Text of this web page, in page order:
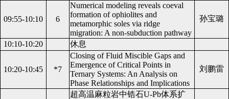
09:55-10:10 6
Numerical modeling reveals coeval
formation of ophiolites and
metamorphic soles via ridge
migration: A non-subduction pathway
孙宝璐
10:10-10:20 休息
10:20-10:45 *7
Closing of Fluid Miscible Gaps and
Emergence of Critical Points in
Ternary Systems: An Analysis on
Phase Relationships and Implications
刘鹏雷
超高温麻粒岩中锆石U-Pb体系扩